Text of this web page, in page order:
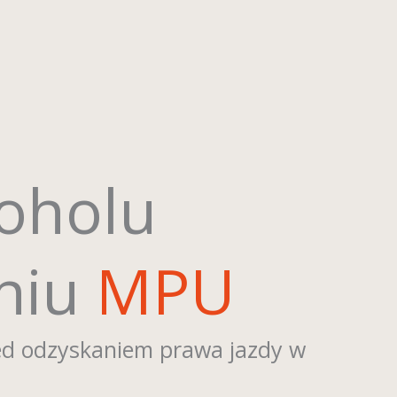
MPU
odzyskaniem prawa jazdy w